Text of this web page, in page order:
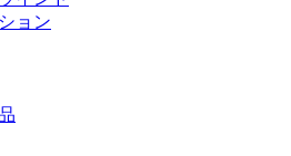
ョン